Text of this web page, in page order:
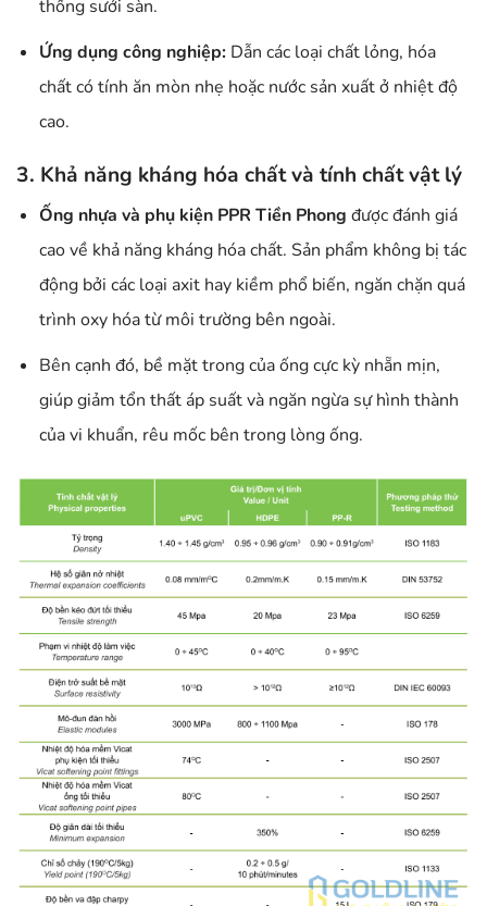
thống sưởi sàn.
Ứng dụng công nghiệp:Dẫn các loại chất lỏng, hóa
chất có tính ăn mòn nhẹ hoặc nước sản xuất ở nhiệt độ
cao.
3. Khả năng kháng hóa chất và tính chất vật lý
Ống nhựa và phụ kiện PPR Tiền Phong được đánh giá
cao về khả năng kháng hóa chất. Sản phẩm không bị tác
động bởi các loại axit hay kiềm phổ biến, ngăn chặn quá
trình oxy hóa từ môi trường bên ngoài.
Bên cạnh đó, bề mặt trong của ống cực kỳ nhẵn mịn,
giúp giảm tổn thất áp suất và ngăn ngừa sự hình thành
của vi khuẩn, rêu mốc bên trong lòng ống.